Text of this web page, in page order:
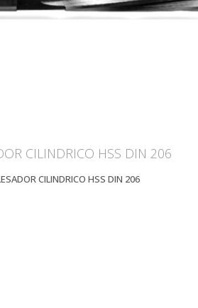
CILINDRICO HSS DIN 206
CILINDRICO HSS DIN 206